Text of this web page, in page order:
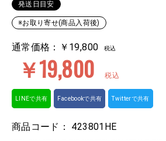
発送日目安
※お取り寄せ(商品入荷後)
通常価格：￥19,800 税込
￥19,800 税込
LINEで共有 Facebookで共有 Twitterで共有
商品コード： 423801HE